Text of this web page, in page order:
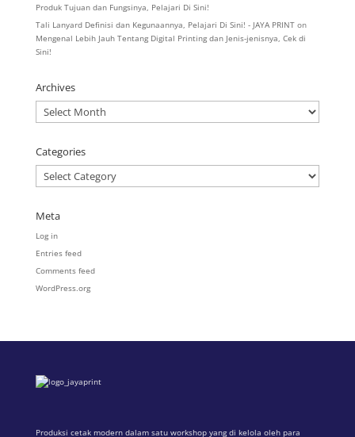
Produk Tujuan dan Fungsinya, Pelajari Di Sini!
Tali Lanyard Definisi dan Kegunaannya, Pelajari Di Sini! - JAYA PRINTon
Mengenal Lebih Jauh Tentang Digital Printing dan Jenis-jenisnya, Cek di
Sini!
Archives
Archives
Categories
Categories
Meta
Log in
Entries feed
Comments feed
WordPress.org
Produksi cetak modern dalam satu workshop yang di kelola oleh para